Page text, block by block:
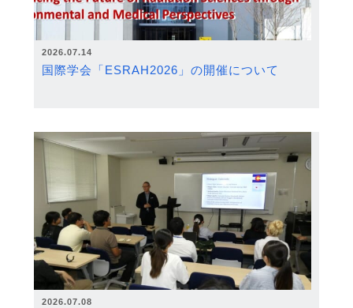
2026.07.14
国際学会「ESRAH2026」の開催について
2026.07.08